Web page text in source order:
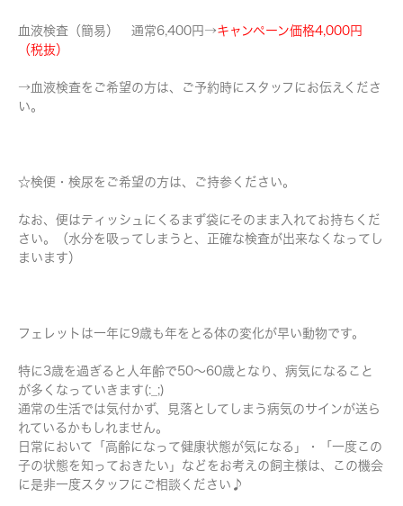
血液検査（簡易） 通常6,400円→キャンペーン価格4,000円
（税抜）
→血液検査をご希望の方は、ご予約時にスタッフにお伝えくださ
い。
☆検便・検尿をご希望の方は、ご持参ください。
なお、便はティッシュにくるまず袋にそのまま入れてお持ちくだ
さい。（水分を吸ってしまうと、正確な検査が出来なくなってし
まいます）
フェレットは一年に9歳も年をとる体の変化が早い動物です。
特に3歳を過ぎると人年齢で50～60歳となり、病気になること
が多くなっていきます(:_;)
通常の生活では気付かず、見落としてしまう病気のサインが送ら
れているかもしれません。
日常において「高齢になって健康状態が気になる」・「一度この
子の状態を知っておきたい」などをお考えの飼主様は、この機会
に是非一度スタッフにご相談ください♪